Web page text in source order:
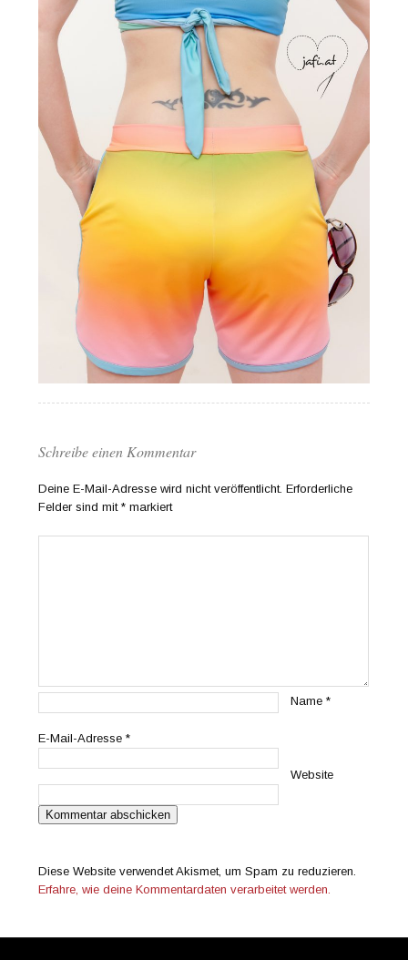
Schreibe einen Kommentar
Deine E-Mail-Adresse wird nicht veröffentlicht. Erforderliche
Felder sind mit* markiert
Name*
E-Mail-Adresse*
Website
Diese Website verwendet Akismet, um Spam zu reduzieren.
Erfahre, wie deine Kommentardaten verarbeitet werden.